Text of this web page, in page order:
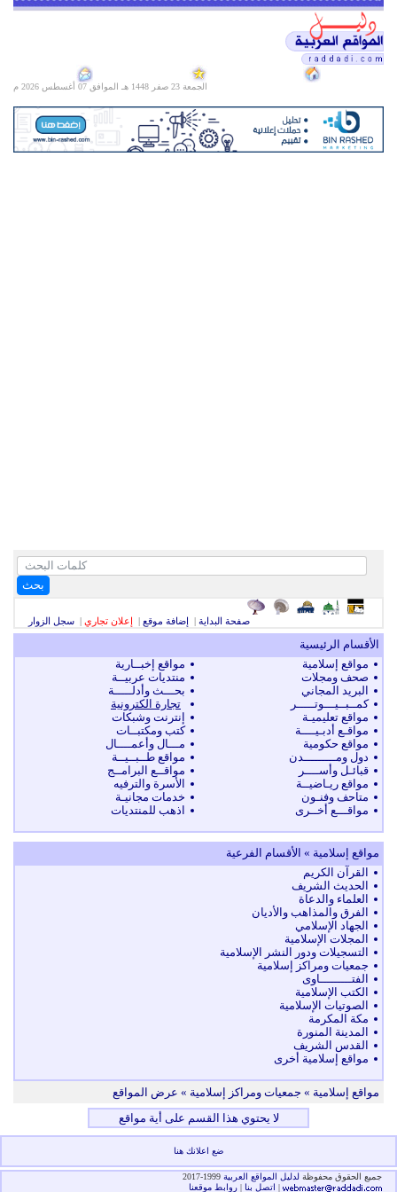
الجمعة 23 صفر 1448 هـ الموافق
بحث
صفحة البداية | إضافة موقع | إعلان تجاري | سجل الزوار
الأقسام الرئيسية
مواقع إسلامية
صحف ومجلات
البريد المجاني
كمــبــيـــوتـــــر
مواقع تعليميـة
مواقـع أدبـيــــة
مواقع حكومية
دول ومـــــــــدن
قبائـل وأســــر
مواقع ريـاضيــة
متاحف وفنـون
مواقـــع أخــرى
مواقع إخبــارية
منتديات عربيــة
بحـــث وأدلـــــة
تجارة الكترونية
إنترنت وشبكات
كتب ومكتبــات
مـــال وأعمــــال
مواقع طــبــيــة
مواقــع البرامــج
الأسرة والترفيه
خدمات مجانيـة
اذهب للمنتديات
مواقع إسلامية » الأقسام الفرعية
القرآن الكريم
الحديث الشريف
العلماء والدعاة
الفرق والمذاهب والأديان
الجهاد الإسلامي
المجلات الإسلامية
التسجيلات ودور النشر الإسلامية
جمعيات ومراكز إسلامية
الفتـــــــــاوى
الكتب الإسلامية
الصوتيات الإسلامية
مكة المكرمة
المدينة المنورة
القدس الشريف
مواقع إسلامية أخرى
مواقع إسلامية » جمعيات ومراكز إسلامية » عرض المواقع
لا يحتوي هذا القسم على أية مواقع
ضع اعلانك هنا
جميع الحقوق محفوظة لدليل المواقع العربية
| اتصل بنا | روابط موقعنا